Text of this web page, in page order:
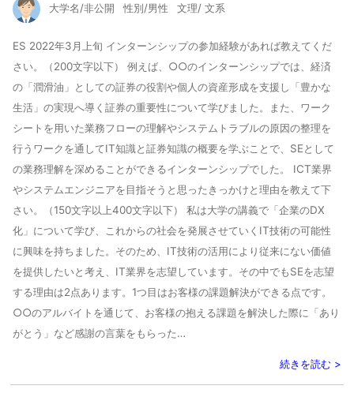
大学名/非公開 性別/男性 文理/ 文系
ES 2022年3月上旬 インターンシップの参加経験があれば教えてくだ
さい。（200文字以下） 例えば、○○のインターンシップでは、経済
の「潤滑油」としての証券の役割や個人の資産形成を支援し「豊かな
生活」の実現へ導く証券の重要性について学びました。また、ワーク
シートを用いた業務フローの理解やシステムトラブルの原因の整理を
行うワークを通してIT知識と証券知識の概要を学ぶことで、SEとして
の業務理解を深めることができるインターンシップでした。 ICT業界
やシステムエンジニアを目指そうと思ったきっかけと理由を教えて下
さい。（150文字以上400文字以下） 私は大学の講義で「企業のDX
化」について学び、これからの社会を発展させていくIT技術の可能性
に興味を持ちました。そのため、IT技術の活用により従来にない価値
を提供したいと考え、IT業界を志望しています。その中でもSEを志望
する理由は2点あります。1つ目はお客様の課題解決ができる点です。
○○のアルバイトを通じて、お客様の抱える課題を解決した際に「あり
がとう」など感謝の言葉をもらった…
続きを読む >